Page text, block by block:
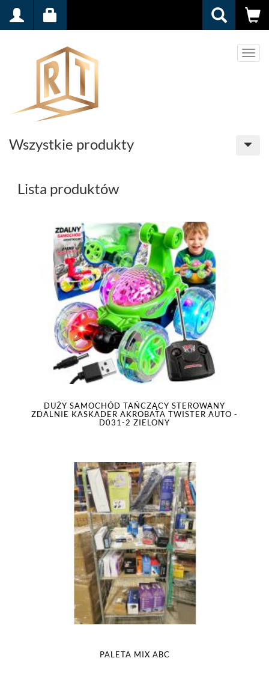
Menu
Wszystkie produkty
Lista produktów
DUŻY SAMOCHÓD TAŃCZĄCY STEROWANY
ZDALNIE KASKADER AKROBATA TWISTER AUTO -
D031-2 ZIELONY
PALETA MIX ABC